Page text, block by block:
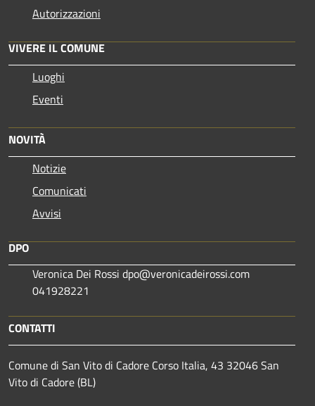
Autorizzazioni
VIVERE IL COMUNE
Luoghi
Eventi
NOVITÀ
Notizie
Comunicati
Avvisi
DPO
Veronica Dei Rossi dpo@veronicadeirossi.com
041928221
CONTATTI
Comune di San Vito di Cadore Corso Italia, 43 32046 San
Vito di Cadore (BL)